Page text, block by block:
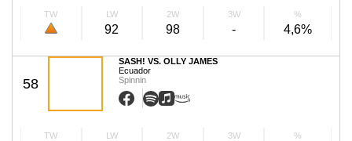
TW LW
92
2W
98
3W
-
%
4,6%
58
SASH! VS. OLLY JAMES
Ecuador
Spinnin
TW LW 2W 3W %